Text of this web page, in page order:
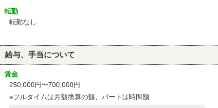
転勤
転勤なし
給与、手当について
賃金
250,000円〜700,000円
※フルタイムは月額換算の額、パートは時間額